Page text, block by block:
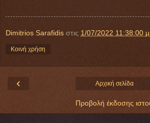
Dimitrios Sarafidis στις 1/07/2022 11:38:00
Κοινή χρήση
‹ Αρχική σελίδα
Προβολή έκδοσης